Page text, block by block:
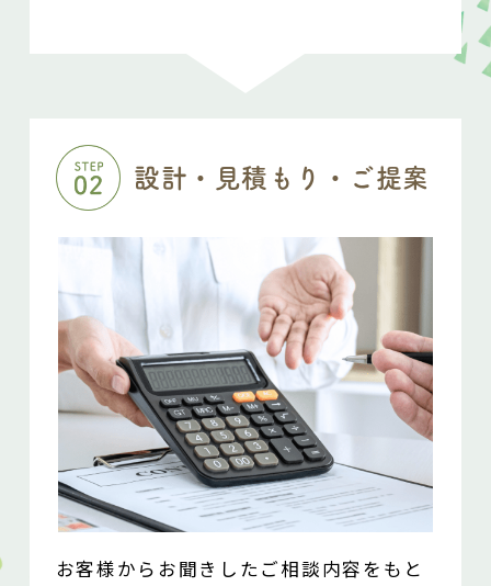
設計・見積もり・ご提案
お客様からお聞きしたご相談内容をもと